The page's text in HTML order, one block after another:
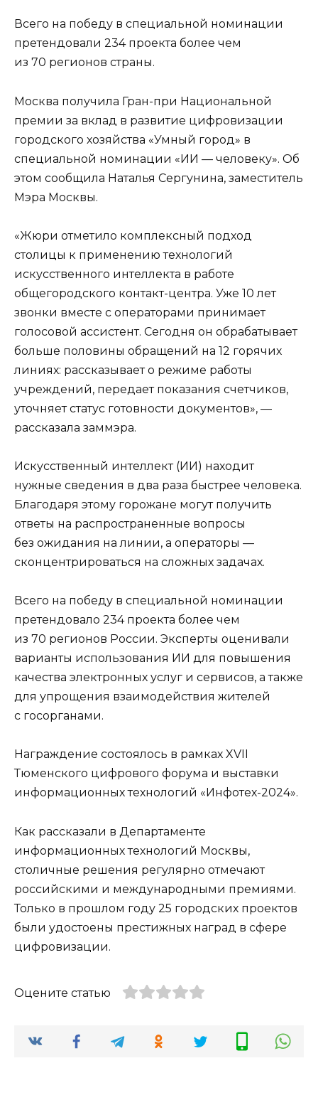
Всего на победу в специальной номинации
претендовали 234 проекта более чем
из 70 регионов страны.
Москва получила Гран-при Национальной
премии за вклад в развитие цифровизации
городского хозяйства «Умный город» в
специальной номинации «ИИ — человеку». Об
этом сообщила Наталья Сергунина, заместитель
Мэра Москвы.
«Жюри отметило комплексный подход
столицы к применению технологий
искусственного интеллекта в работе
общегородского контакт-центра. Уже 10 лет
звонки вместе с операторами принимает
голосовой ассистент. Сегодня он обрабатывает
больше половины обращений на 12 горячих
линиях: рассказывает о режиме работы
учреждений, передает показания счетчиков,
уточняет статус готовности документов», —
рассказала заммэра.
Искусственный интеллект (ИИ) находит
нужные сведения в два раза быстрее человека.
Благодаря этому горожане могут получить
ответы на распространенные вопросы
без ожидания на линии, а операторы —
сконцентрироваться на сложных задачах.
Всего на победу в специальной номинации
претендовало 234 проекта более чем
из 70 регионов России. Эксперты оценивали
варианты использования ИИ для повышения
качества электронных услуг и сервисов, а также
для упрощения взаимодействия жителей
с госорганами.
Награждение состоялось в рамках XVII
Тюменского цифрового форума и выставки
информационных технологий «Инфотех-2024».
Как рассказали в Департаменте
информационных технологий Москвы,
столичные решения регулярно отмечают
российскими и международными премиями.
Только в прошлом году 25 городских проектов
были удостоены престижных наград в сфере
цифровизации.
Оцените статью